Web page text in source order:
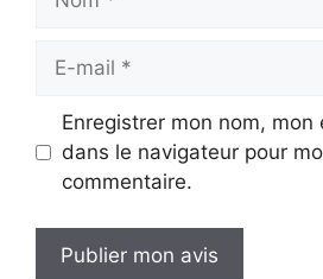
Enregistrer mon nom,
dans le navigateur pour
commentaire.